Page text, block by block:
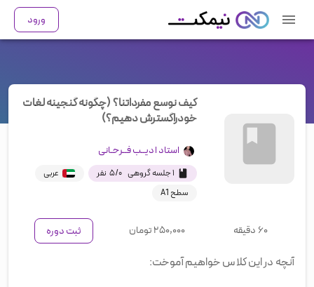
ورود
کیف نوسع مفرداتنا؟ (چگونه گنجینه لغات
خودراگسترش دهیم؟)
استادادیــب فــرحـانی
۱ جلسه گروهی ۰/۵ نفر
عربی
سطح A1
۶۰ دقیقه ۲۵۰,۰۰۰تومان ثبت دوره
آنچه در این کلاس خواهیم آموخت: